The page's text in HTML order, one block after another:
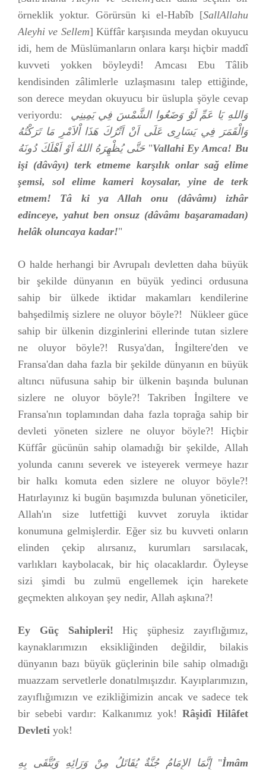
örneklik yoktur. Görürsün ki el-Habîb [SallAllahu
Aleyhi ve Sellem] Küffâr karşısında meydan okuyucu
idi, hem de Müslümanların onlara karşı hiçbir maddî
kuvveti yokken böyleydi! Amcası Ebu Tâlib
kendisinden zâlimlerle uzlaşmasını talep ettiğinde,
son derece meydan okuyucu bir üslupla şöyle cevap
veriyordu:
واللهِ يَا عَمِّ لَوْ وَضَعُوا الشَّمْسَ فِي يَمِينِي
وَالْقَمَرَ فِي يَسَارِى عَلَى اَنْ اَتْرُكَ هَذَا اْلاَمْرِ مَا تَرَكْتُهُ
حَتَّى يُظْهِرَهُ اللهُ اَوْ اَهْلَكَ دُونَهُ"Vallahi Ey Amca! Bu
işi (dâvâyı) terk etmeme karşılık onlar sağ elime
şemsi, sol elime kameri koysalar, yine de terk
etmem! Tâ ki ya Allah onu (dâvâmı) izhâr
edinceye, yahut ben onsuz (dâvâmı başaramadan)
helâk oluncaya kadar!"
O halde herhangi bir Avrupalı devletten daha büyük
bir şekilde dünyanın en büyük yedinci ordusuna
sahip bir ülkede iktidar makamları kendilerine
bahşedilmiş sizlere ne oluyor böyle?! Nükleer güce
sahip bir ülkenin dizginlerini ellerinde tutan sizlere
ne oluyor böyle?! Rusya'dan, İngiltere'den ve
Fransa'dan daha fazla bir şekilde dünyanın en büyük
altıncı nüfusuna sahip bir ülkenin başında bulunan
sizlere ne oluyor böyle?! Takriben İngiltere ve
Fransa'nın toplamından daha fazla toprağa sahip bir
devleti yöneten sizlere ne oluyor böyle?! Hiçbir
Küffâr gücünün sahip olamadığı bir şekilde, Allah
yolunda canını severek ve isteyerek vermeye hazır
bir halkı komuta eden sizlere ne oluyor böyle?!
Hatırlayınız ki bugün başımızda bulunan yöneticiler,
Allah'ın size lutfettiği kuvvet zoruyla iktidar
konumuna gelmişlerdir. Eğer siz bu kuvveti onların
elinden çekip alırsanız, kurumları sarsılacak,
varlıkları kaybolacak, bir hiç olacaklardır. Öyleyse
sizi şimdi bu zulmü engellemek için harekete
geçmekten alıkoyan şey nedir, Allah aşkına?!
Ey Güç Sahipleri! Hiç şüphesiz zayıflığımız,
kaynaklarımızın eksikliğinden değildir, bilakis
dünyanın bazı büyük güçlerinin bile sahip olmadığı
muazzam servetlerle donatılmışızdır. Kayıplarımızın,
zayıflığımızın ve ezikliğimizin ancak ve sadece tek
bir sebebi vardır: Kalkanımız yok! Râşidî Hilâfet
Devleti yok!
إِنَّمَا الإِمَامُ جُنَّةٌ يُقَاتَلُ مِنْ وَرَائِهِ وَيُتَّقَى بِهِ"İmâm